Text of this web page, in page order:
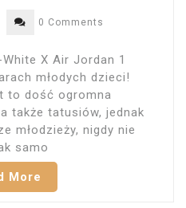
0 Comments
X Air Jordan 1
młodych dzieci!
to dość ogromna
także tatusiów, jednak
młodzieży, nigdy nie
samo
More